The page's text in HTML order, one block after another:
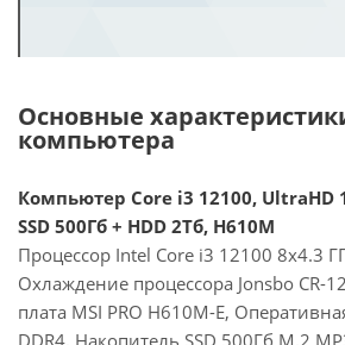
Основные
компьютера
Компьютер Core i3 12100, UltraHD
SSD 500Гб + HDD 2Тб, H610M
Процессор Intel Core i3 12100 8x4.3
Охлаждение процессора Jonsbo CR-
плата MSI PRO H610M-E,
DDR4, Накопитель SSD 500Гб M.2